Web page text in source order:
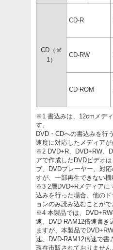
CD（※
1）
CD-R
CD-RW
CD-ROM
※1 書込みは、12cmメデ
す。
DVD・CDへの書込みを行
速度に対応したメディアが
※2 DVD+R、DVD+RW、
アで作成したDVDビデオ
ブ、DVDプレーヤー、対
すが、一部再生できない機
※3 2層DVD+Rメディアに
込みを行った場合、他の
ョンのみ読み込むことがで
※4 本製品では、
速、DVD-RAM12倍速書き
ますが、本製品で
速、DVD-RAM12倍速で書
現在市販されておりません